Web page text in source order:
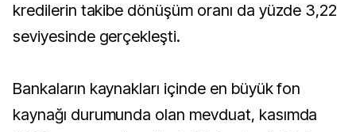
kredilerin takibe dönüşüm oranı da yüzde 3,22
seviyesinde gerçekleşti.
Bankaların kaynakları içinde en büyük fon
kaynağı durumunda olan mevduat, kasımda